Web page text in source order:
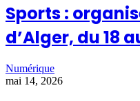
Sports :
d’Alger, du 18
Numérique
mai 14, 2026